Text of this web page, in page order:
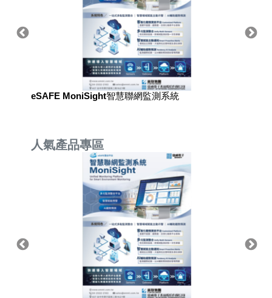
eSAFE MoniSight智慧聯網監測系統
人氣產品專區